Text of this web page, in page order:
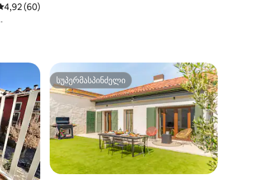
შეფასებაა 5‑დან 4,92, 60 მიმოხილვა
4,92 (60)
სუპერმასპინძელი
სუპერმასპინძელი